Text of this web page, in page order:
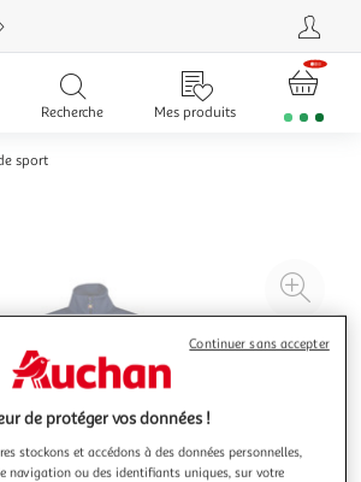
Recherche Mes produits
sport
à
de protéger vos données !
stockons et accédons à des données personnelles,
navigation ou des identifiants uniques, sur votre
Continuer sans accepter